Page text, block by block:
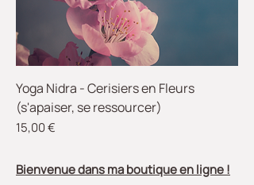
Yoga Nidra - Cerisiers en Fleurs
(s'apaiser, se ressourcer)
Prix
15,00 €
Bienvenue dans ma boutique en ligne !